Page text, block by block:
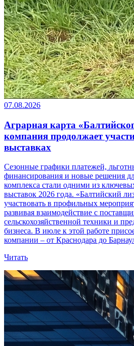
07.08.2026
Аграрная карта
компания продолжает
выставках
Сезонные графики платежей,
финансирования и новые решения
комплекса стали одними из
выставок 2026 года. «Балтийский
участвовать в профильных
развивая взаимодействие с
сельскохозяйственной техники и
бизнеса. В июле к этой работе
компании – от Краснодара до
Читать